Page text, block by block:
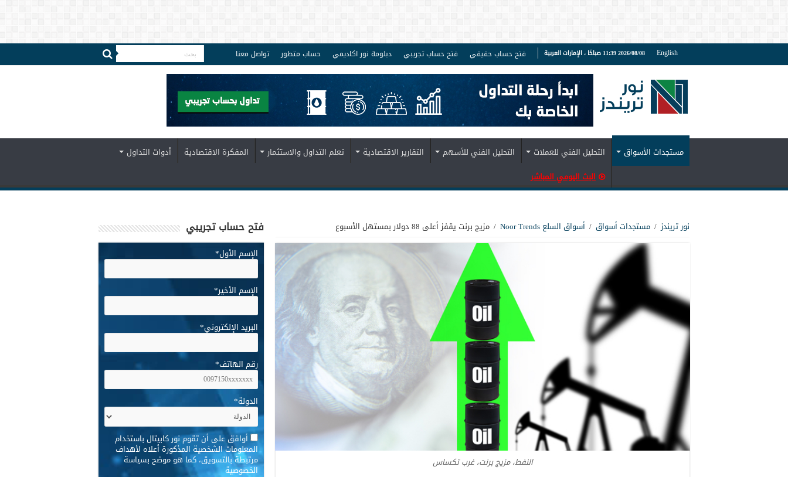
English 2026/08/08 11:39 صباحًا ، الإمارات العربية فتح حساب حقيقي فتح حساب تجريبي دبلومة نور اكاديمي حساب متطور تواصل معنا
مستجدات الأسواق التحليل الفني للعملات التحليل الفني للأسهم التقارير الاقتصادية تعلم التداول والاستثمار المفكرة الاقتصادية
أدوات التداول
البث اليومي المباشر
نور تريندز / مستجدات أسواق / أسواق السلع Noor Trends / مزيج برنت يقفز أعلى 88 دولار بمستهل الأسبوع
النفط، مزيج برنت، غرب تكساس
فتح حساب تجريبي
الإسم الأول*
الإسم الأخير*
البريد الإلكتروني*
رقم الهاتف*
الدولة*
* أوافق على أن تقوم نور كابيتال باستخدام
المعلومات الشخصية المذكورة أعلاه لأهداف
مرتبطة بالتسويق، كما هو موضح بسياسة
الخصوصية